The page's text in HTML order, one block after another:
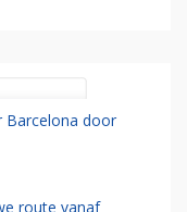
Barcelona door
route vanaf